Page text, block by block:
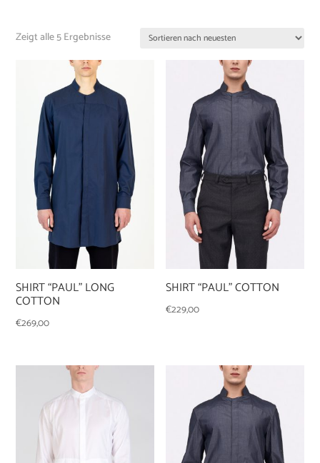
Zeigt alle 5 Ergebnisse
SHIRT “PAUL” LONG
COTTON
€269,00
SHIRT “PAUL” COTTON
€229,00